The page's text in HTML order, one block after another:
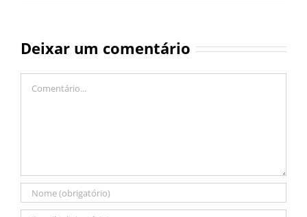
Deixar um comentário